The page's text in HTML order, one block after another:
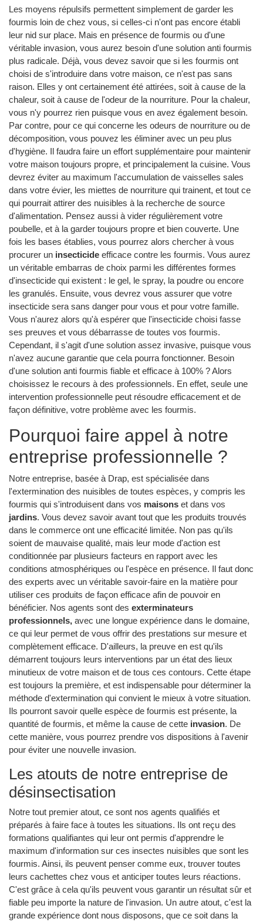
Les moyens répulsifs permettent simplement de garder les
fourmis loin de chez vous, si celles-ci n'ont pas encore établi
leur nid sur place. Mais en présence de fourmis ou d'une
véritable invasion, vous aurez besoin d'une solution anti fourmis
plus radicale. Déjà, vous devez savoir que si les fourmis ont
choisi de s'introduire dans votre maison, ce n'est pas sans
raison. Elles y ont certainement été attirées, soit à cause de la
chaleur, soit à cause de l'odeur de la nourriture. Pour la chaleur,
vous n'y pourrez rien puisque vous en avez également besoin.
Par contre, pour ce qui concerne les odeurs de nourriture ou de
décomposition, vous pouvez les éliminer avec un peu plus
d'hygiène. Il faudra faire un effort supplémentaire pour maintenir
votre maison toujours propre, et principalement la cuisine. Vous
devrez éviter au maximum l'accumulation de vaisselles sales
dans votre évier, les miettes de nourriture qui trainent, et tout ce
qui pourrait attirer des nuisibles à la recherche de source
d'alimentation. Pensez aussi à vider régulièrement votre
poubelle, et à la garder toujours propre et bien couverte. Une
fois les bases établies, vous pourrez alors chercher à vous
procurer un insecticide efficace contre les fourmis. Vous aurez
un véritable embarras de choix parmi les différentes formes
d'insecticide qui existent : le gel, le spray, la poudre ou encore
les granulés. Ensuite, vous devrez vous assurer que votre
insecticide sera sans danger pour vous et pour votre famille.
Vous n'aurez alors qu'à espérer que l'insecticide choisi fasse
ses preuves et vous débarrasse de toutes vos fourmis.
Cependant, il s'agit d'une solution assez invasive, puisque vous
n'avez aucune garantie que cela pourra fonctionner. Besoin
d'une solution anti fourmis fiable et efficace à 100% ? Alors
choisissez le recours à des professionnels. En effet, seule une
intervention professionnelle peut résoudre efficacement et de
façon définitive, votre problème avec les fourmis.
Pourquoi faire appel à notre
entreprise professionnelle ?
Notre entreprise, basée à Drap, est spécialisée dans
l'extermination des nuisibles de toutes espèces, y compris les
fourmis qui s'introduisent dans vos maisons et dans vos
jardins. Vous devez savoir avant tout que les produits trouvés
dans le commerce ont une efficacité limitée. Non pas qu'ils
soient de mauvaise qualité, mais leur mode d'action est
conditionnée par plusieurs facteurs en rapport avec les
conditions atmosphériques ou l'espèce en présence. Il faut donc
des experts avec un véritable savoir-faire en la matière pour
utiliser ces produits de façon efficace afin de pouvoir en
bénéficier. Nos agents sont des exterminateurs
professionnels, avec une longue expérience dans le domaine,
ce qui leur permet de vous offrir des prestations sur mesure et
complètement efficace. D'ailleurs, la preuve en est qu'ils
démarrent toujours leurs interventions par un état des lieux
minutieux de votre maison et de tous ces contours. Cette étape
est toujours la première, et est indispensable pour déterminer la
méthode d'extermination qui convient le mieux à votre situation.
Ils pourront savoir quelle espèce de fourmis est présente, la
quantité de fourmis, et même la cause de cette invasion. De
cette manière, vous pourrez prendre vos dispositions à l'avenir
pour éviter une nouvelle invasion.
Les atouts de notre entreprise de
désinsectisation
Notre tout premier atout, ce sont nos agents qualifiés et
préparés à faire face à toutes les situations. Ils ont reçu des
formations qualifiantes qui leur ont permis d'apprendre le
maximum d'information sur ces insectes nuisibles que sont les
fourmis. Ainsi, ils peuvent penser comme eux, trouver toutes
leurs cachettes chez vous et anticiper toutes leurs réactions.
C'est grâce à cela qu'ils peuvent vous garantir un résultat sûr et
fiable peu importe la nature de l'invasion. Un autre atout, c'est la
grande expérience dont nous disposons, que ce soit dans la